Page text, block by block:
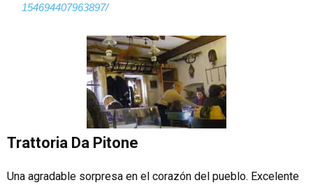
154694407963897/
Trattoria Da Pitone
Una agradable sorpresa en el corazón del pueblo. Excelente